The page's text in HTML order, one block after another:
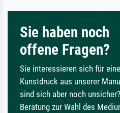
Sie haben noch
offene Fragen?
Sie interessieren sich für
Kunstdruck aus unserer
sind sich aber noch
Beratung zur Wahl des